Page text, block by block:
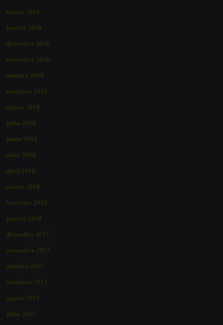
março 2019
janeiro 2019
dezembro 2018
novembro 2018
outubro 2018
setembro 2018
agosto 2018
julho 2018
junho 2018
maio 2018
abril 2018
março 2018
fevereiro 2018
janeiro 2018
dezembro 2017
novembro 2017
outubro 2017
setembro 2017
agosto 2017
julho 2017